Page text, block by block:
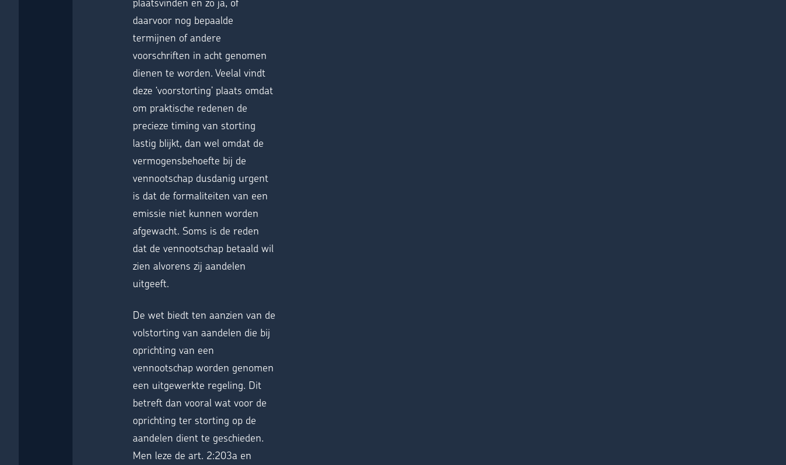
daarvoor nog bepaalde
termijnen of andere
voorschriften in acht genomen
dienen te worden. Veelal vindt
deze ‘voorstorting’ plaats omdat
om praktische redenen de
precieze timing van storting
lastig blijkt, dan wel omdat de
vermogensbehoefte bij de
vennootschap dusdanig urgent
is dat de formaliteiten van een
emissie niet kunnen worden
afgewacht. Soms is de reden
dat de vennootschap betaald wil
zien alvorens zij aandelen
uitgeeft.
De wet biedt ten aanzien van de
volstorting van aandelen die bij
oprichting van een
vennootschap worden genomen
een uitgewerkte regeling. Dit
betreft dan vooral wat voor de
oprichting ter storting op de
aandelen dient te geschieden.
Men leze de art. 2:203a en